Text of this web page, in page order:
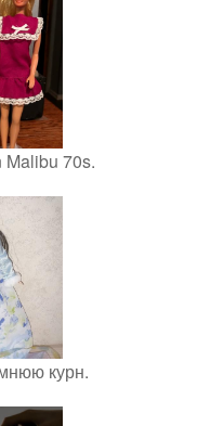
70s.
курн.